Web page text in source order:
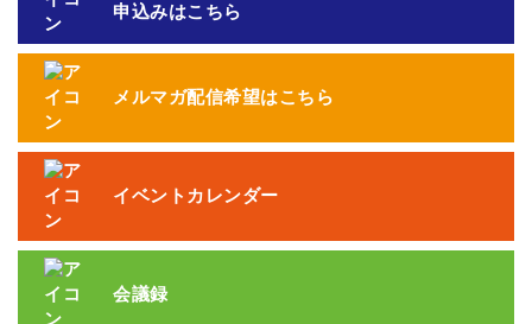
申込みはこちら
メルマガ配信希望はこちら
イベントカレンダー
会議録